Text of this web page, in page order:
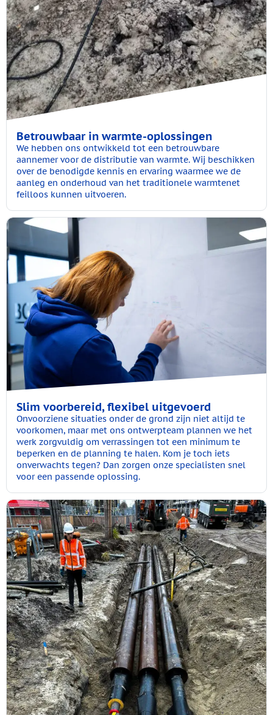
Betrouwbaar in warmte-oplossingen
We hebben ons ontwikkeld tot een betrouwbare
aannemer voor de distributie van warmte. Wij beschikken
over de benodigde kennis en ervaring waarmee we de
aanleg en onderhoud van het traditionele warmtenet
feilloos kunnen uitvoeren.
Slim voorbereid, flexibel uitgevoerd
Onvoorziene situaties onder de grond zijn niet altijd te
voorkomen, maar met ons ontwerpteam plannen we het
werk zorgvuldig om verrassingen tot een minimum te
beperken en de planning te halen. Kom je toch iets
onverwachts tegen? Dan zorgen onze specialisten snel
voor een passende oplossing.